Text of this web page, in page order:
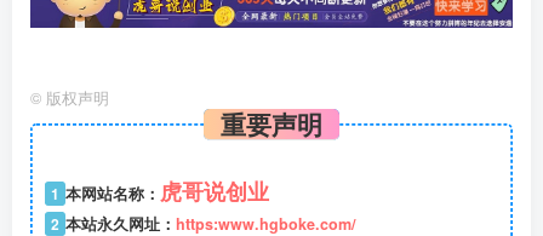
© 版权声明
重要声明
1 本网站名称： 虎哥说创业
2 本站永久网址： https:www.hgboke.com/